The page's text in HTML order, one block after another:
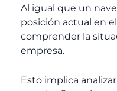
Al igual que un
posición actual en
comprender la
empresa.
Esto implica